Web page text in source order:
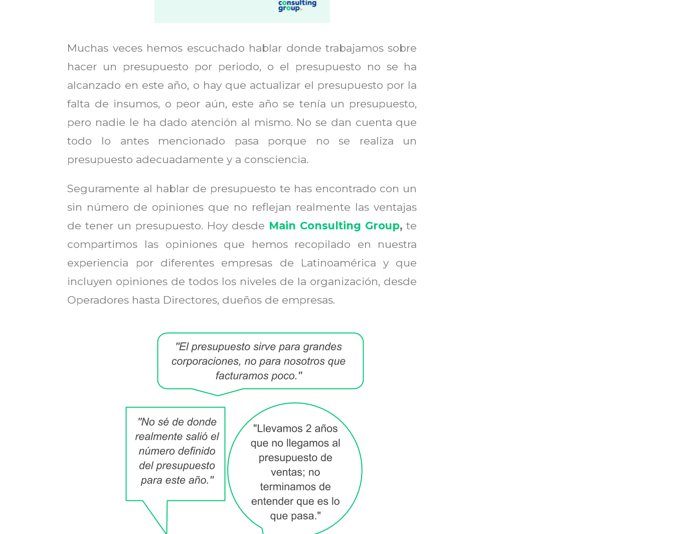
Muchas veces hemos escuchado hablar donde trabajamos sobre
hacer un presupuesto por periodo, o el presupuesto no se ha
alcanzado en este año, o hay que actualizar el presupuesto por la
falta de insumos, o peor aún, este año se tenía un presupuesto,
pero nadie le ha dado atención al mismo. No se dan cuenta que
todo lo antes mencionado pasa porque no se realiza un
presupuesto adecuadamente y a consciencia.
Seguramente al hablar de presupuesto te has encontrado con un
sin número de opiniones que no reflejan realmente las ventajas
de tener un presupuesto. Hoy desde Main Consulting Group, te
compartimos las opiniones que hemos recopilado en nuestra
experiencia por diferentes empresas de Latinoamérica y que
incluyen opiniones de todos los niveles de la organización, desde
Operadores hasta Directores, dueños de empresas.